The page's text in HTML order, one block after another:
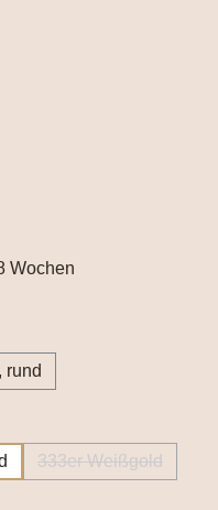
Wochen
rund
333er Weißgold
(Diese Option